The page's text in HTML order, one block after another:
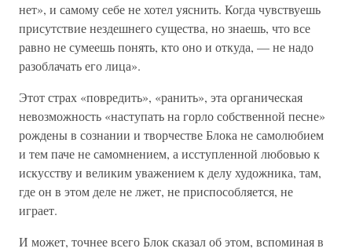
нет», и самому себе не хотел уяснить. Когда чувствуешь
присутствие нездешнего существа, но знаешь, что все
равно не сумеешь понять, кто оно и откуда, — не надо
разоблачать его лица».
Этот страх «повредить», «ранить», эта органическая
невозможность «наступать на горло собственной песне»
рождены в сознании и творчестве Блока не самолюбием
и тем паче не самомнением, а исступленной любовью к
искусству и великим уважением к делу художника, там,
где он в этом деле не лжет, не приспособляется, не
играет.
И может, точнее всего Блок сказал об этом, вспоминая в